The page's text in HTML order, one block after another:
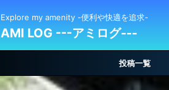
Explore my amenity -便利や快適を追求-
AMI LOG ---アミログ---
投稿一覧